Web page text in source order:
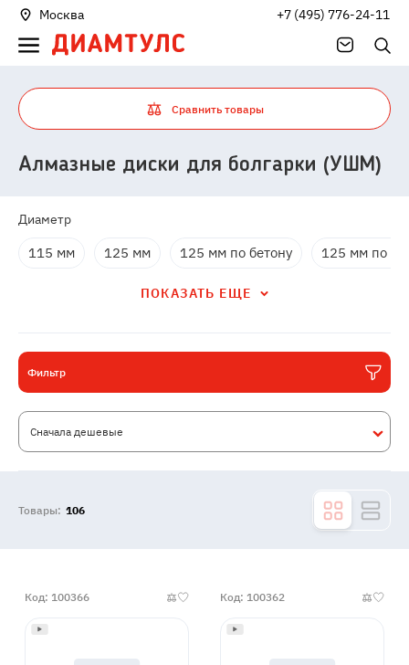
Москва +7 (495) 776-24-11
Сравнить товары
Алмазные диски для болгарки (УШМ)
Диаметр
115 мм 125 мм 125 мм по бетону 125 мм по
ПОКАЗАТЬ ЕЩЕ
Фильтр
Сначала дешевые
Товары: 106
Код: 100366 Код: 100362